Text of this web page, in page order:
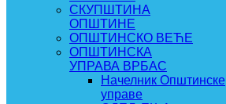
СКУПШТИНА
ОПШТИНЕ
ОПШТИНСКО ВЕЋЕ
ОПШТИНСКА
УПРАВА ВРБАС
Начелник Општинске
управе